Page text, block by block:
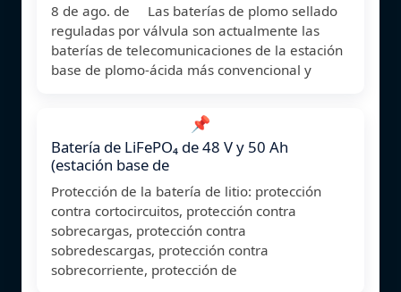
8 de ago. de Las baterías de plomo sellado
reguladas por válvula son actualmente las
baterías de telecomunicaciones de la estación
base de plomo-ácida más convencional y
📌
Batería de LiFePO₄ de 48 V y 50 Ah
(estación base de
Protección de la batería de litio: protección
contra cortocircuitos, protección contra
sobrecargas, protección contra
sobredescargas, protección contra
sobrecorriente, protección de